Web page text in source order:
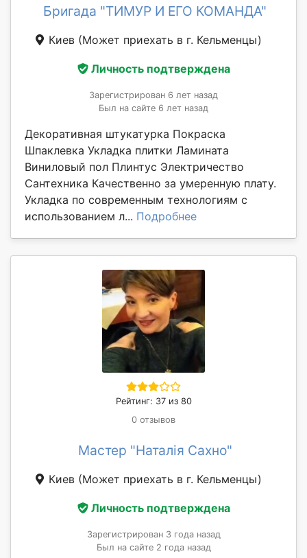
Бригада "ТИМУР И ЕГО КОМАНДА"
Киев (Может приехать в г. Кельменцы)
Личность подтверждена
Зарегистрирован 6 лет назад
Был на сайте 6 лет назад
Декоративная штукатурка Покраска
Шпаклевка Укладка плитки Ламината
Виниловый пол Плинтус Электричество
Сантехника Качественно за умеренную плату.
Укладка по современным технологиям с
использованием л... Подробнее
Рейтинг: 37 из 80
0 отзывов
Мастер "Наталія Сахно"
Киев (Может приехать в г. Кельменцы)
Личность подтверждена
Зарегистрирован 3 года назад
Был на сайте 2 года назад